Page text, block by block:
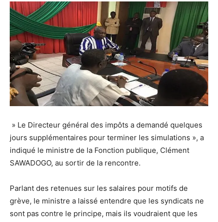
» Le Directeur général des impôts a demandé quelques
jours supplémentaires pour terminer les simulations », a
indiqué le ministre de la Fonction publique, Clément
SAWADOGO, au sortir de la rencontre.
Parlant des retenues sur les salaires pour motifs de
grève, le ministre a laissé entendre que les syndicats ne
sont pas contre le principe, mais ils voudraient que les